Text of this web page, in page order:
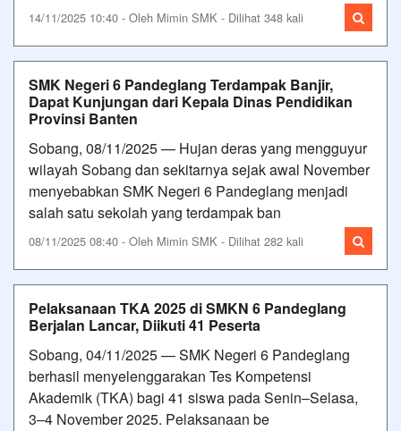
14/11/2025 10:40 - Oleh Mimin SMK - Dilihat 348 kali
SMK Negeri 6 Pandeglang Terdampak Banjir,
Dapat Kunjungan dari Kepala Dinas Pendidikan
Provinsi Banten
Sobang, 08/11/2025 — Hujan deras yang mengguyur
wilayah Sobang dan sekitarnya sejak awal November
menyebabkan SMK Negeri 6 Pandeglang menjadi
salah satu sekolah yang terdampak ban
08/11/2025 08:40 - Oleh Mimin SMK - Dilihat 282 kali
Pelaksanaan TKA 2025 di SMKN 6 Pandeglang
Berjalan Lancar, Diikuti 41 Peserta
Sobang, 04/11/2025 — SMK Negeri 6 Pandeglang
berhasil menyelenggarakan Tes Kompetensi
Akademik (TKA) bagi 41 siswa pada Senin–Selasa,
3–4 November 2025. Pelaksanaan be